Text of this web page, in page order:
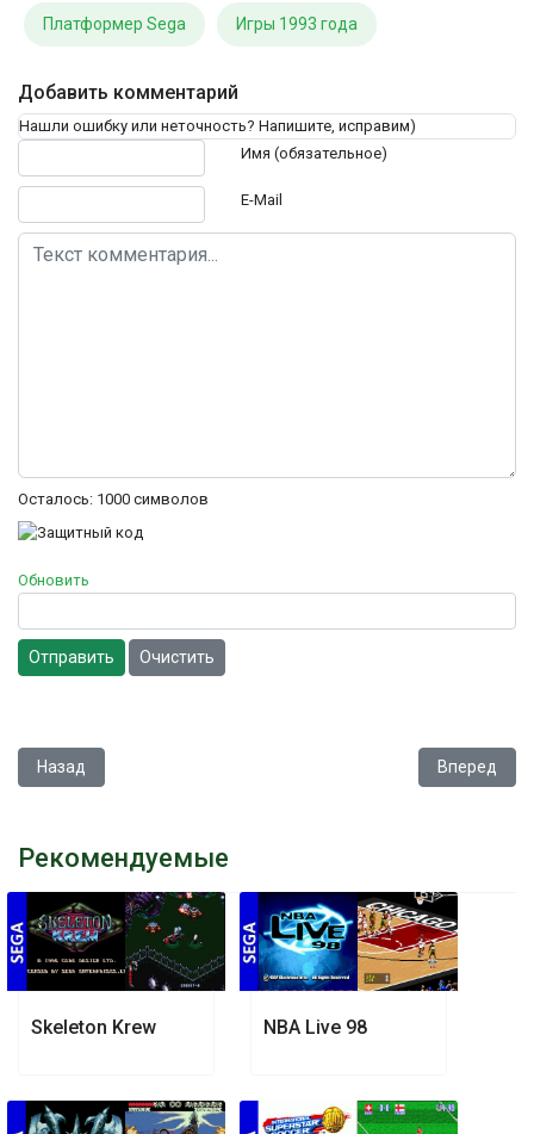
Платформер Sega Игры 1993 года
Добавить комментарий
Нашли ошибку или неточность? Напишите, исправим)
Имя (обязательное)
E-Mail
Осталось: 1000 символов
Обновить
Отправить Очистить
Предыдущий: Cadash
Назад Следующий:
Вперед
Рекомендуемые
Skeleton Krew NBA Live 98